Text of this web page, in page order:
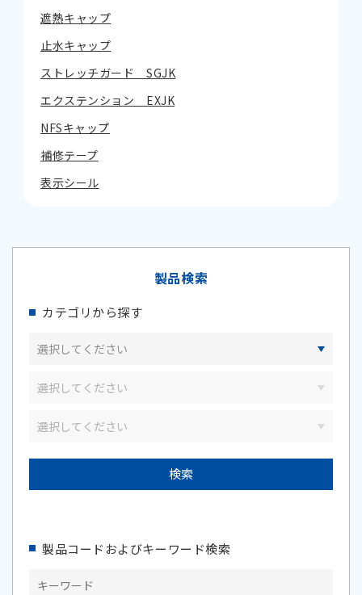
遮熱キャップ
止水キャップ
ストレッチガード SGJK
エクステンション EXJK
NFSキャップ
補修テープ
表示シール
製品検索
カテゴリから探す
製品コードおよびキーワード検索